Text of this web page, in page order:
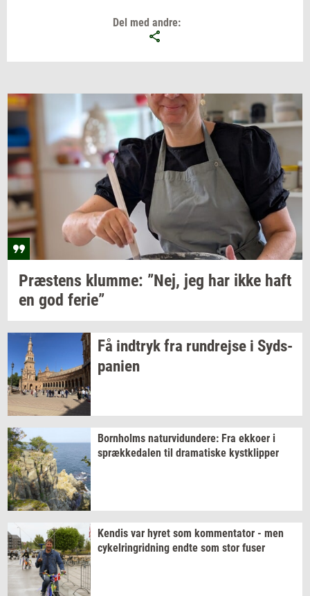
Del med andre:
Præ­stens klum­me: ”Nej, jeg har ikke haft
en god ferie”
Få ind­trykfra run­drej­se i Syds­
pa­ni­en
Born­holms na­tur­vi­dun­de­re: Fra ek­ko­er i
spræk­ke­da­len til dra­ma­ti­ske kyst­klip­per
Ken­dis var hyret som kom­men­ta­tor - men
cy­kel­rin­grid­ning endte som stor fuser